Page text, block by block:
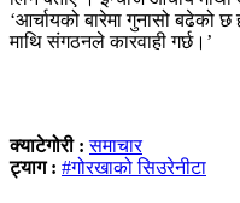
‘आर्चायको बारेमा गुनासो बढेको छ
माथि संगठनले कारवाही गर्छ।’
क्याटेगोरी :समाचार
ट्याग : #गोरखाको सिउरेनीटा